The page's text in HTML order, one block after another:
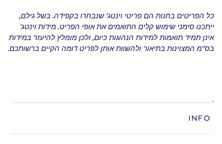
כל הפריטים בחנות הם פריטי וינטג' שנבחרו בקפידה. בשל גילם,
ייתכנו סימני שימוש קלים התואמים את אופי הפריט. מידות וינטג'
אינן תמיד תואמות למידות הנהוגות כיום, ולכן מומלץ להיעזר במידות
בס"מ המצוינות בתיאור ולהשוות אותן לפריט דומה הקיים ברשותכם.
INFO